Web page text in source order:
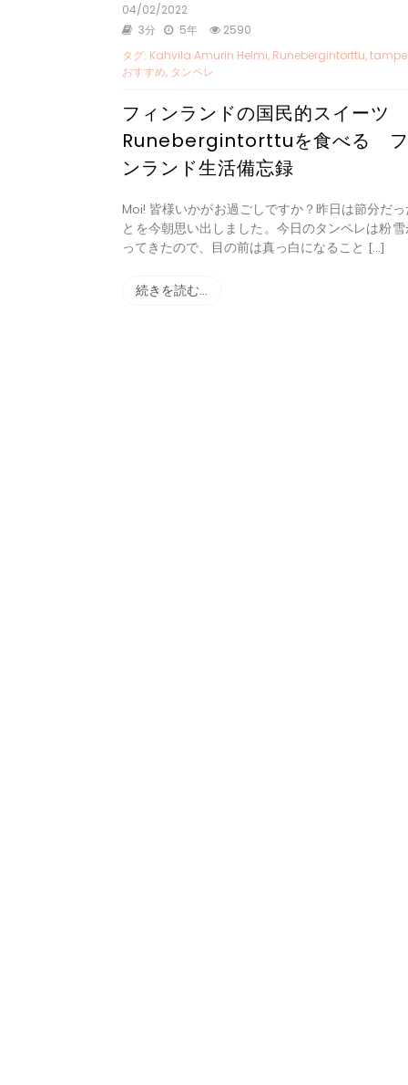
04/02/2022
3分
5年
2590
タグ: Kahvila Amurin Helmi, Runebergintorttu,
おすすめ, タンペレ
フィンランドの国民的スイーツ
Runebergintorttuを食べる
ンランド生活備忘録
Moi! 皆様いかがお過ごしですか？昨日は節分だ
とを今朝思い出しました。今日のタンペレは粉
ってきたので、目の前は真っ白になること […]
続きを読む…